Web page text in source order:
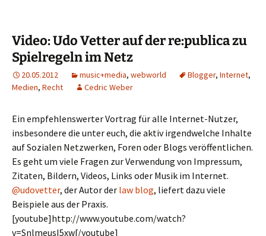
Video: Udo Vetter auf der re:publica zu
Spielregeln im Netz
20.05.2012 music+media, webworld Blogger, Internet,
Medien, Recht Cedric Weber
Ein empfehlenswerter Vortrag für alle Internet-Nutzer,
insbesondere die unter euch, die aktiv irgendwelche Inhalte
auf Sozialen Netzwerken, Foren oder Blogs veröffentlichen.
Es geht um viele Fragen zur Verwendung von Impressum,
Zitaten, Bildern, Videos, Links oder Musik im Internet.
@udovetter, der Autor der law blog, liefert dazu viele
Beispiele aus der Praxis.
[youtube]http://www.youtube.com/watch?
v=SnlmeusI5xw[/youtube]